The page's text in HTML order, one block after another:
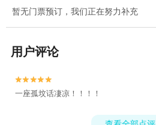
暂无门票预订，我们正在努力补充
用户评论


一座孤坟话凄凉！！！！